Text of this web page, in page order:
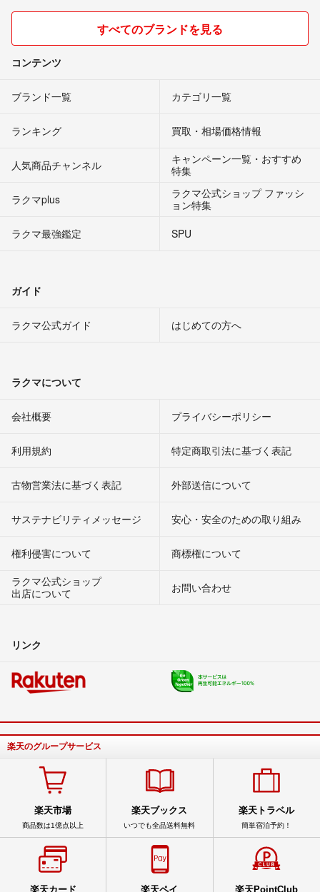
すべてのブランドを見る
コンテンツ
ブランド一覧 カテゴリ一覧
ランキング 買取・相場価格情報
人気商品チャンネル
キャンペーン一覧・おすすめ
特集
ラクマplus
ラクマ公式ショップ ファッシ
ョン特集
ラクマ最強鑑定
SPU
ガイド
ラクマ公式ガイド はじめての方へ
ラクマについて
会社概要 プライバシーポリシー
利用規約 特定商取引法に基づく表記
古物営業法に基づく表記 外部送信について
サステナビリティメッセージ 安心・安全のための取り組み
権利侵害について
商標権について
ラクマ公式ショップ
出店について
お問い合わせ
リンク
楽天のグループサービス
楽天市場
商品数は1億点以上
楽天ブックス
いつでも全品送料無料
楽天トラベル
簡単宿泊予約！
楽天カード 楽天ペイ 楽天PointClub